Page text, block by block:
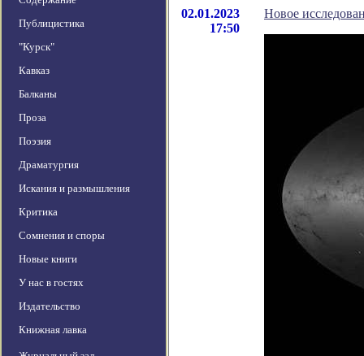
Публицистика
"Курск"
Кавказ
Балканы
Проза
Поэзия
Драматургия
Искания и размышления
Критика
Сомнения и споры
Новые книги
У нас в гостях
Издательство
Книжная лавка
02.01.2023
17:50
Новое